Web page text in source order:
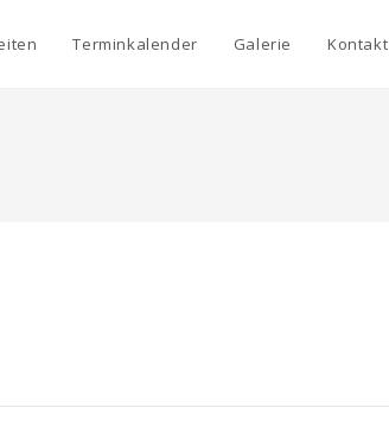
Terminkalender Galerie Kontakt